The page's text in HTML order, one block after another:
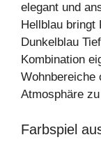
elegant und
Hellblau bringt
Dunkelblau
Kombination
Wohnbereiche
Atmosphäre
Farbspiel